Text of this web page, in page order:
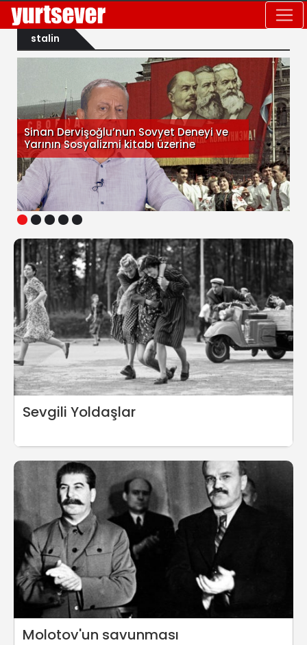
stalin
1 2 3 4 5
Sinan Dervişoğlu’nun Sovyet Deneyi ve
Yarının Sosyalizmi kitabı üzerine
Sevgili Yoldaşlar
Molotov'un savunması